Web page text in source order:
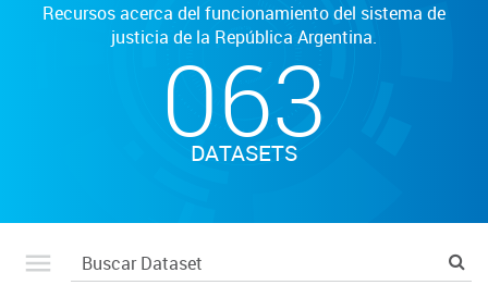
Recursos acerca del funcionamiento del sistema de
justicia de la República Argentina.
063
DATASETS